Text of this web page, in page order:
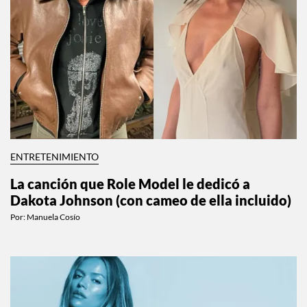
ENTRETENIMIENTO
La canción que Role Model le dedicó a
Dakota Johnson (con cameo de ella incluido)
Por: Manuela Cosío